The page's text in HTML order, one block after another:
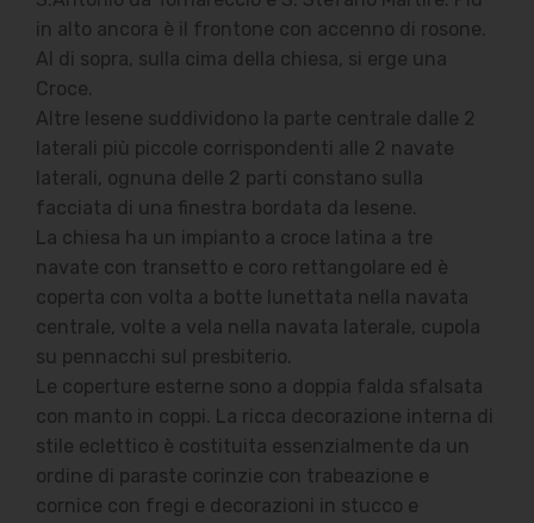
in alto ancora è il frontone con accenno di rosone.
Al di sopra, sulla cima della chiesa, si erge una
Croce.
Altre lesene suddividono la parte centrale dalle 2
laterali più piccole corrispondenti alle 2 navate
laterali, ognuna delle 2 parti constano sulla
facciata di una finestra bordata da lesene.
La chiesa ha un impianto a croce latina a tre
navate con transetto e coro rettangolare ed è
coperta con volta a botte lunettata nella navata
centrale, volte a vela nella navata laterale, cupola
su pennacchi sul presbiterio.
Le coperture esterne sono a doppia falda sfalsata
con manto in coppi. La ricca decorazione interna di
stile eclettico è costituita essenzialmente da un
ordine di paraste corinzie con trabeazione e
cornice con fregi e decorazioni in stucco e